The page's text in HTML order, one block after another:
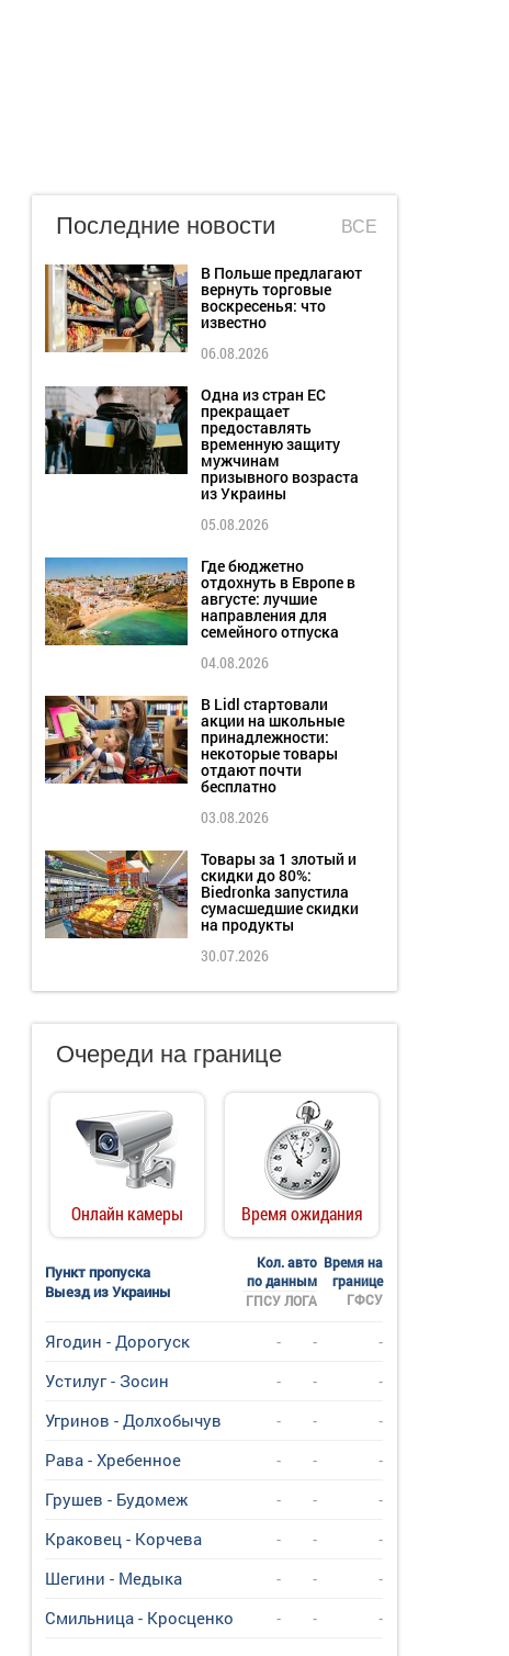
Последние новости ВСЕ
В Польше предлагают
вернуть торговые
воскресенья: что
известно
06.08.2026
Одна из стран ЕС
прекращает
предоставлять
временную защиту
мужчинам
призывного возраста
из Украины
05.08.2026
Где бюджетно
отдохнуть в Европе в
августе: лучшие
направления для
семейного отпуска
04.08.2026
В Lidl стартовали
акции на школьные
принадлежности:
некоторые товары
отдают почти
бесплатно
03.08.2026
Товары за 1 злотый и
скидки до 80%:
Biedronka запустила
сумасшедшие скидки
на продукты
30.07.2026
Очереди на границе
Онлайн камеры Время ожидания
Пункт пропуска
Выезд из Украины
Кол. авто
по данным
Время на
границе
ГФСУ
ГПСУ ЛОГА
Ягодин - Дорогуск - -
-
Устилуг - Зосин
- -
-
Угринов - Долхобычув
- -
-
Рава - Хребенное
- -
-
Грушев - Будомеж
- -
-
Краковец - Корчева
- -
-
Шегини - Медыка
- -
-
Смильница - Кросценко
- - -